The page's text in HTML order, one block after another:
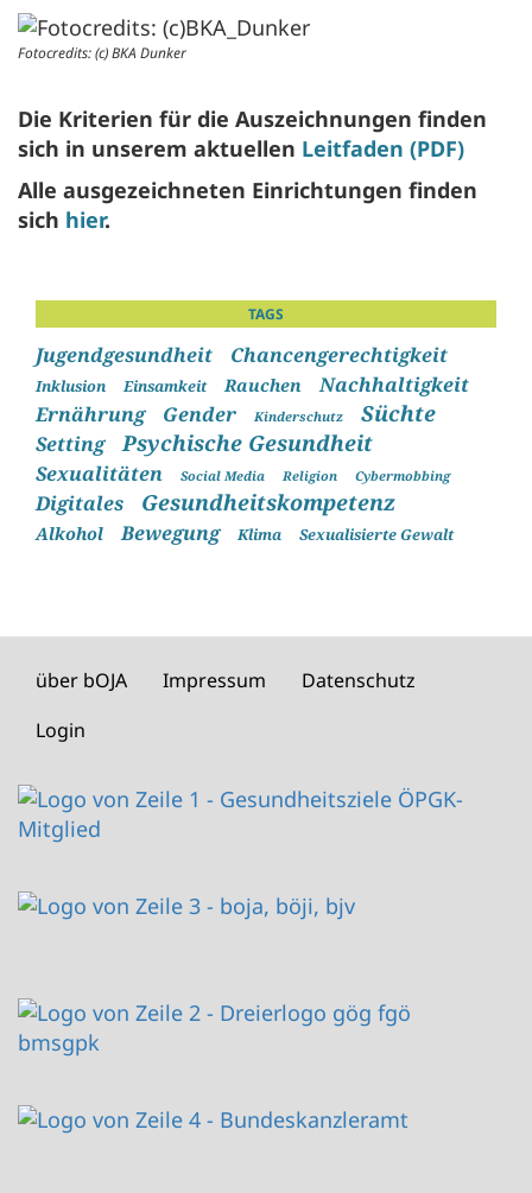
Fotocredits: (c) BKA Dunker
Die Kriterien für die Auszeichnungen finden
sich in unserem aktuellen Leitfaden (PDF)
Alle ausgezeichneten Einrichtungen finden
sich hier.
TAGS
Jugendgesundheit Chancengerechtigkeit
Inklusion Einsamkeit Rauchen
Nachhaltigkeit
Ernährung
Gender Kinderschutz Süchte
Setting Psychische Gesundheit
Sexualitäten Social Media Religion Cybermobbing
Digitales Gesundheitskompetenz
Alkohol Bewegung Klima Sexualisierte Gewalt
Footer
menu
über bOJA Impressum
Datenschutz
Login